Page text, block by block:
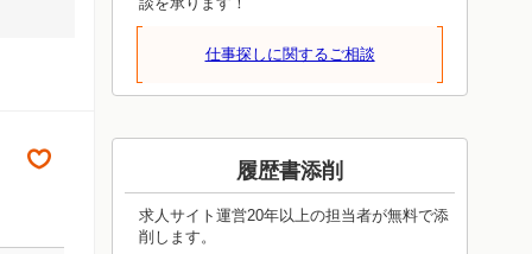
仕事探しに関するご相談
履歴書添削
求人サイト運営20年以上の担当者が無料で添
削します。